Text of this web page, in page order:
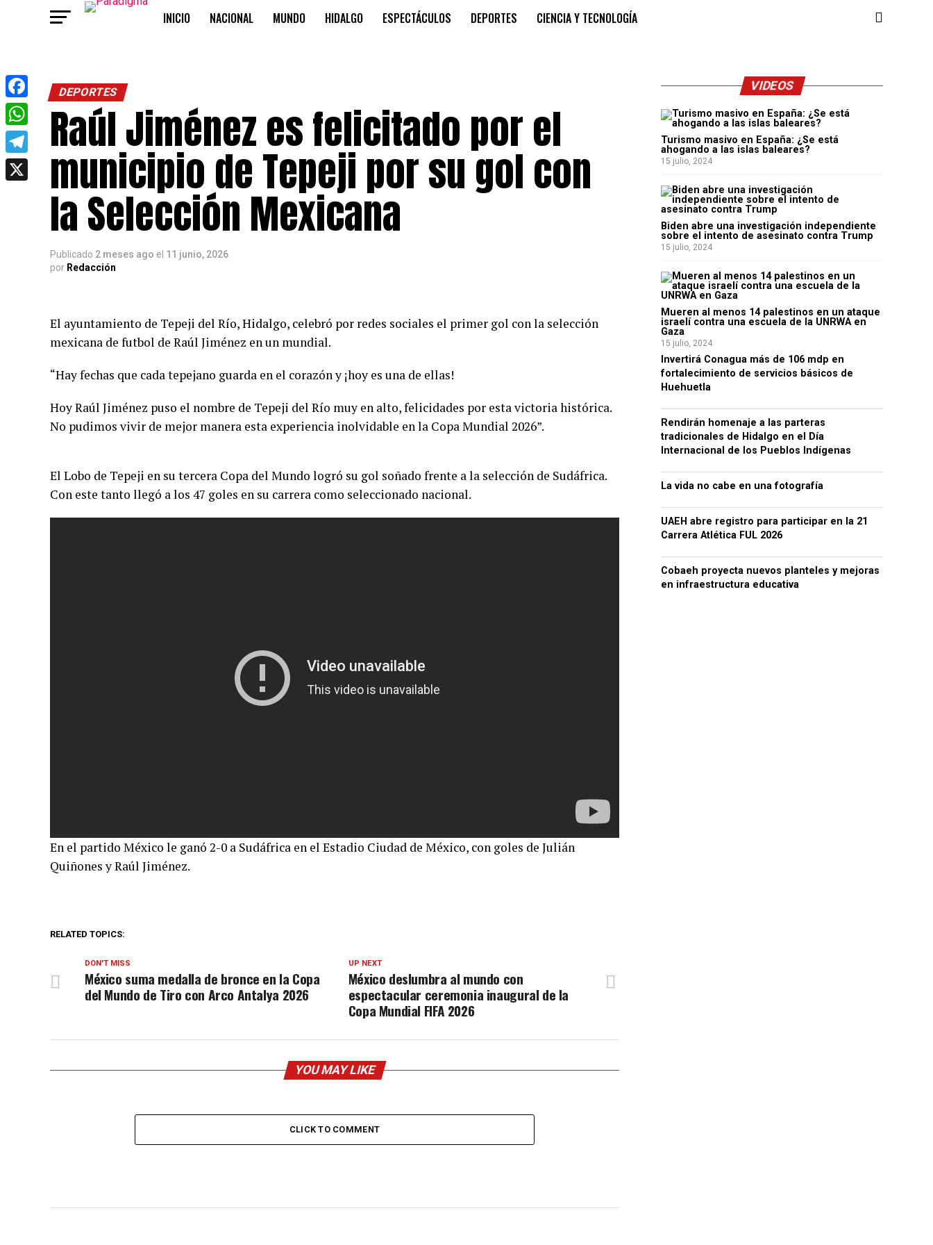
INICIO NACIONAL MUNDO HIDALGO ESPECTÁCULOS DEPORTES CIENCIA Y TECNOLOGÍA
DEPORTES
Raúl Jiménez es felicitado por el
municipio de Tepeji por su gol con
la Selección Mexicana
Publicado 2 meses ago el 11 junio, 2026
por Redacción
El ayuntamiento de Tepeji del Río, Hidalgo, celebró por redes sociales el primer gol con la selección
mexicana de futbol de Raúl Jiménez en un mundial.
“Hay fechas que cada tepejano guarda en el corazón y ¡hoy es una de ellas!
Hoy Raúl Jiménez puso el nombre de Tepeji del Río muy en alto, felicidades por esta victoria histórica.
No pudimos vivir de mejor manera esta experiencia inolvidable en la Copa Mundial 2026”.
El Lobo de Tepeji en su tercera Copa del Mundo logró su gol soñado frente a la selección de Sudáfrica.
Con este tanto llegó a los 47 goles en su carrera como seleccionado nacional.
En el partido México le ganó 2-0 a Sudáfrica en el Estadio Ciudad de México, con goles de Julián
Quiñones y Raúl Jiménez.
RELATED TOPICS:
UP NEXT
México deslumbra al mundo con
espectacular ceremonia inaugural de la
Copa Mundial FIFA 2026
DON'T MISS
México suma medalla de bronce en la Copa
del Mundo de Tiro con Arco Antalya 2026
YOU MAY LIKE
CLICK TO COMMENT
VIDEOS
Turismo masivo en España: ¿Se está
ahogando a las islas baleares?
15 julio, 2024
Biden abre una investigación independiente
sobre el intento de asesinato contra Trump
15 julio, 2024
Mueren al menos 14 palestinos en un ataque
israelí contra una escuela de la UNRWA en
Gaza
15 julio, 2024
Invertirá Conagua más de 106 mdp en
fortalecimiento de servicios básicos de
Huehuetla
Rendirán homenaje a las parteras
tradicionales de Hidalgo en el Día
Internacional de los Pueblos Indígenas
La vida no cabe en una fotografía
UAEH abre registro para participar en la 21
Carrera Atlética FUL 2026
Cobaeh proyecta nuevos planteles y mejoras
en infraestructura educativa
Facebook
WhatsApp
Telegram